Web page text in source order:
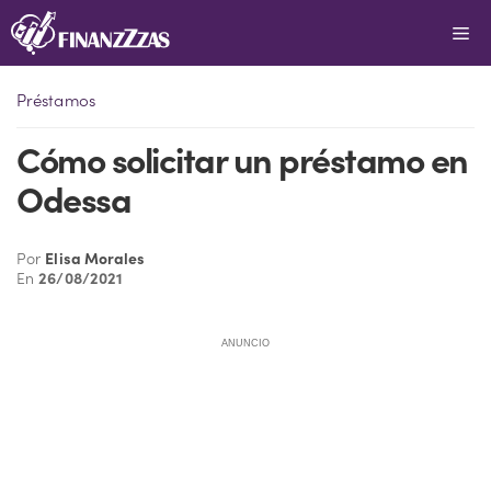
Saltar
al
Préstamos
Cómo solicitar un préstamo en
Odessa
Por Elisa Morales
En26/08/2021
ANUNCIO